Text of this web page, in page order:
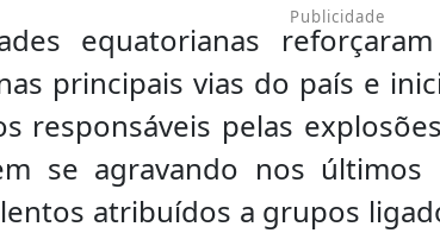
Publicidade
equatorianas
principais vias do país e
responsáveis pelas
se agravando nos
atribuídos a grupos